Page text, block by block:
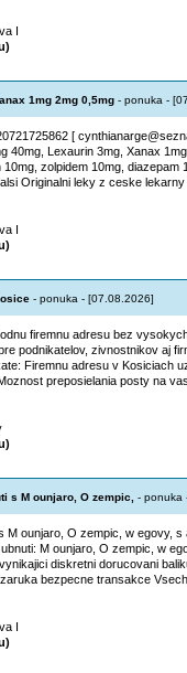
I
1mg 2mg 0,5mg - ponuka -
[
40mg, Lexaurin 3mg, Xanax
10mg, zolpidem 10mg, diazepam
Originalni leky z ceske
I
- ponuka - [07.08.2026]
firemnu adresu bez
podnikatelov, zivnostnikov aj
Firemnu adresu v Kosiciach
preposielania posty na
s M ounjaro, O zempic, - ponuka
M ounjaro, O zempic, w egovy,
M ounjaro, O zempic, w
diskretni dorucovani
bezpecne transakce
I